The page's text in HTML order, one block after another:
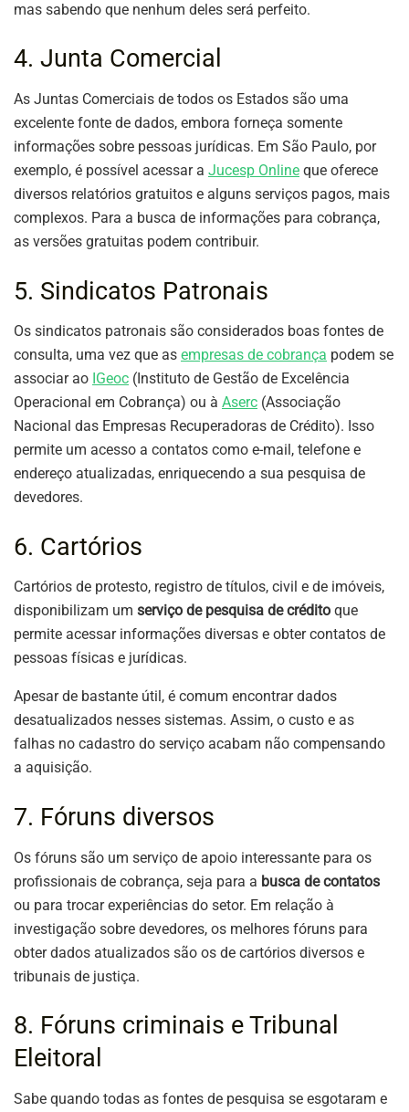
mas sabendo que nenhum deles será perfeito.
4. Junta Comercial
As Juntas Comerciais de todos os Estados são uma
excelente fonte de dados, embora forneça somente
informações sobre pessoas jurídicas. Em São Paulo, por
exemplo, é possível acessar a Jucesp Online que oferece
diversos relatórios gratuitos e alguns serviços pagos, mais
complexos. Para a busca de informações para cobrança,
as versões gratuitas podem contribuir.
5. Sindicatos Patronais
Os sindicatos patronais são considerados boas fontes de
consulta, uma vez que as empresas de cobrança podem se
associar ao IGeoc (Instituto de Gestão de Excelência
Operacional em Cobrança) ou à Aserc (Associação
Nacional das Empresas Recuperadoras de Crédito). Isso
permite um acesso a contatos como e-mail, telefone e
endereço atualizadas, enriquecendo a sua pesquisa de
devedores.
6. Cartórios
Cartórios de protesto, registro de títulos, civil e de imóveis,
disponibilizam um serviço de pesquisa de crédito que
permite acessar informações diversas e obter contatos de
pessoas físicas e jurídicas.
Apesar de bastante útil, é comum encontrar dados
desatualizados nesses sistemas. Assim, o custo e as
falhas no cadastro do serviço acabam não compensando
a aquisição.
7. Fóruns diversos
Os fóruns são um serviço de apoio interessante para os
profissionais de cobrança, seja para a busca de contatos
ou para trocar experiências do setor. Em relação à
investigação sobre devedores, os melhores fóruns para
obter dados atualizados são os de cartórios diversos e
tribunais de justiça.
8. Fóruns criminais e Tribunal
Eleitoral
Sabe quando todas as fontes de pesquisa se esgotaram e